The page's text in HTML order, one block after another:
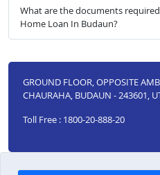
What are the documents
Home Loan In Budaun?
GROUND FLOOR, OPPOSITE
CHAURAHA, BUDAUN - 243601,
Toll Free : 1800-20-888-20